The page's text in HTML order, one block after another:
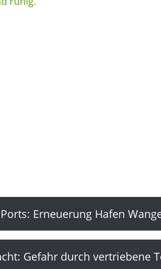
Erneuerung Hafen
Gefahr durch vertriebene